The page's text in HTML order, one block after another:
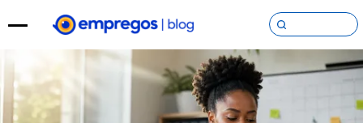
Pular para o conteúdo